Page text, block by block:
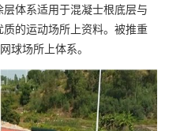
体系适用于混凝士根底层与
的运动场所上资料。被推重
球场所上体系。